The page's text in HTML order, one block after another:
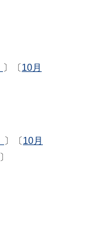
〕〔 10月
〕〔 10月
〕